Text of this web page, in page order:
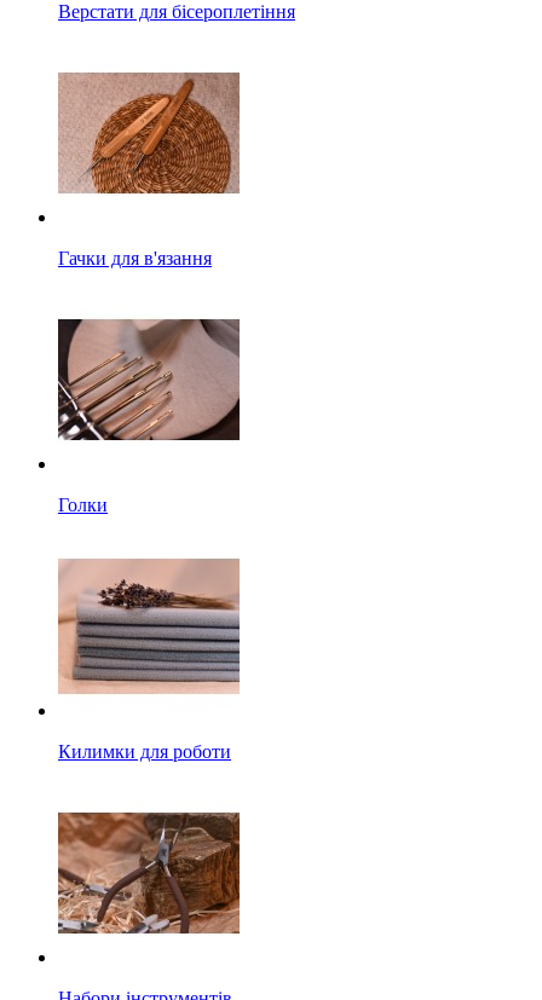
Верстати для бісероплетіння
Гачки для в'язання
Голки
Килимки для роботи